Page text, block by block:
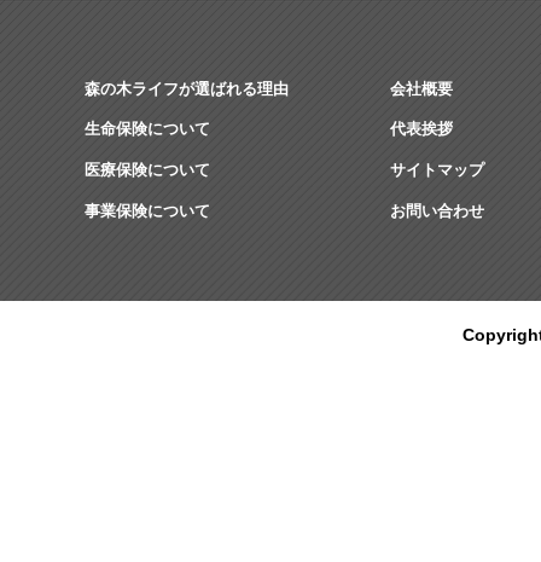
森の木ライフが選ばれる理由
生命保険について
医療保険について
事業保険について
会社概要
代表挨拶
サイトマップ
お問い合わせ